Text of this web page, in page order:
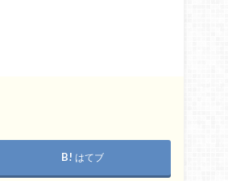
はてブ